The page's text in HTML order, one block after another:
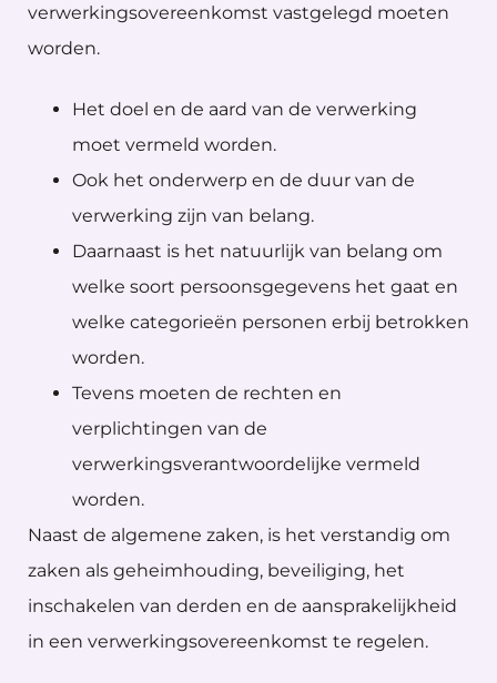
verwerkingsovereenkomst vastgelegd moeten
worden.
Het doel en de aard van de verwerking
moet vermeld worden.
Ook het onderwerp en de duur van de
verwerking zijn van belang.
Daarnaast is het natuurlijk van belang om
welke soort persoonsgegevens het gaat en
welke categorieën personen erbij betrokken
worden.
Tevens moeten de rechten en
verplichtingen van de
verwerkingsverantwoordelijke vermeld
worden.
Naast de algemene zaken, is het verstandig om
zaken als geheimhouding, beveiliging, het
inschakelen van derden en de aansprakelijkheid
in een verwerkingsovereenkomst te regelen.